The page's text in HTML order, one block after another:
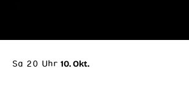
Sa 20 Uhr 10. Okt.